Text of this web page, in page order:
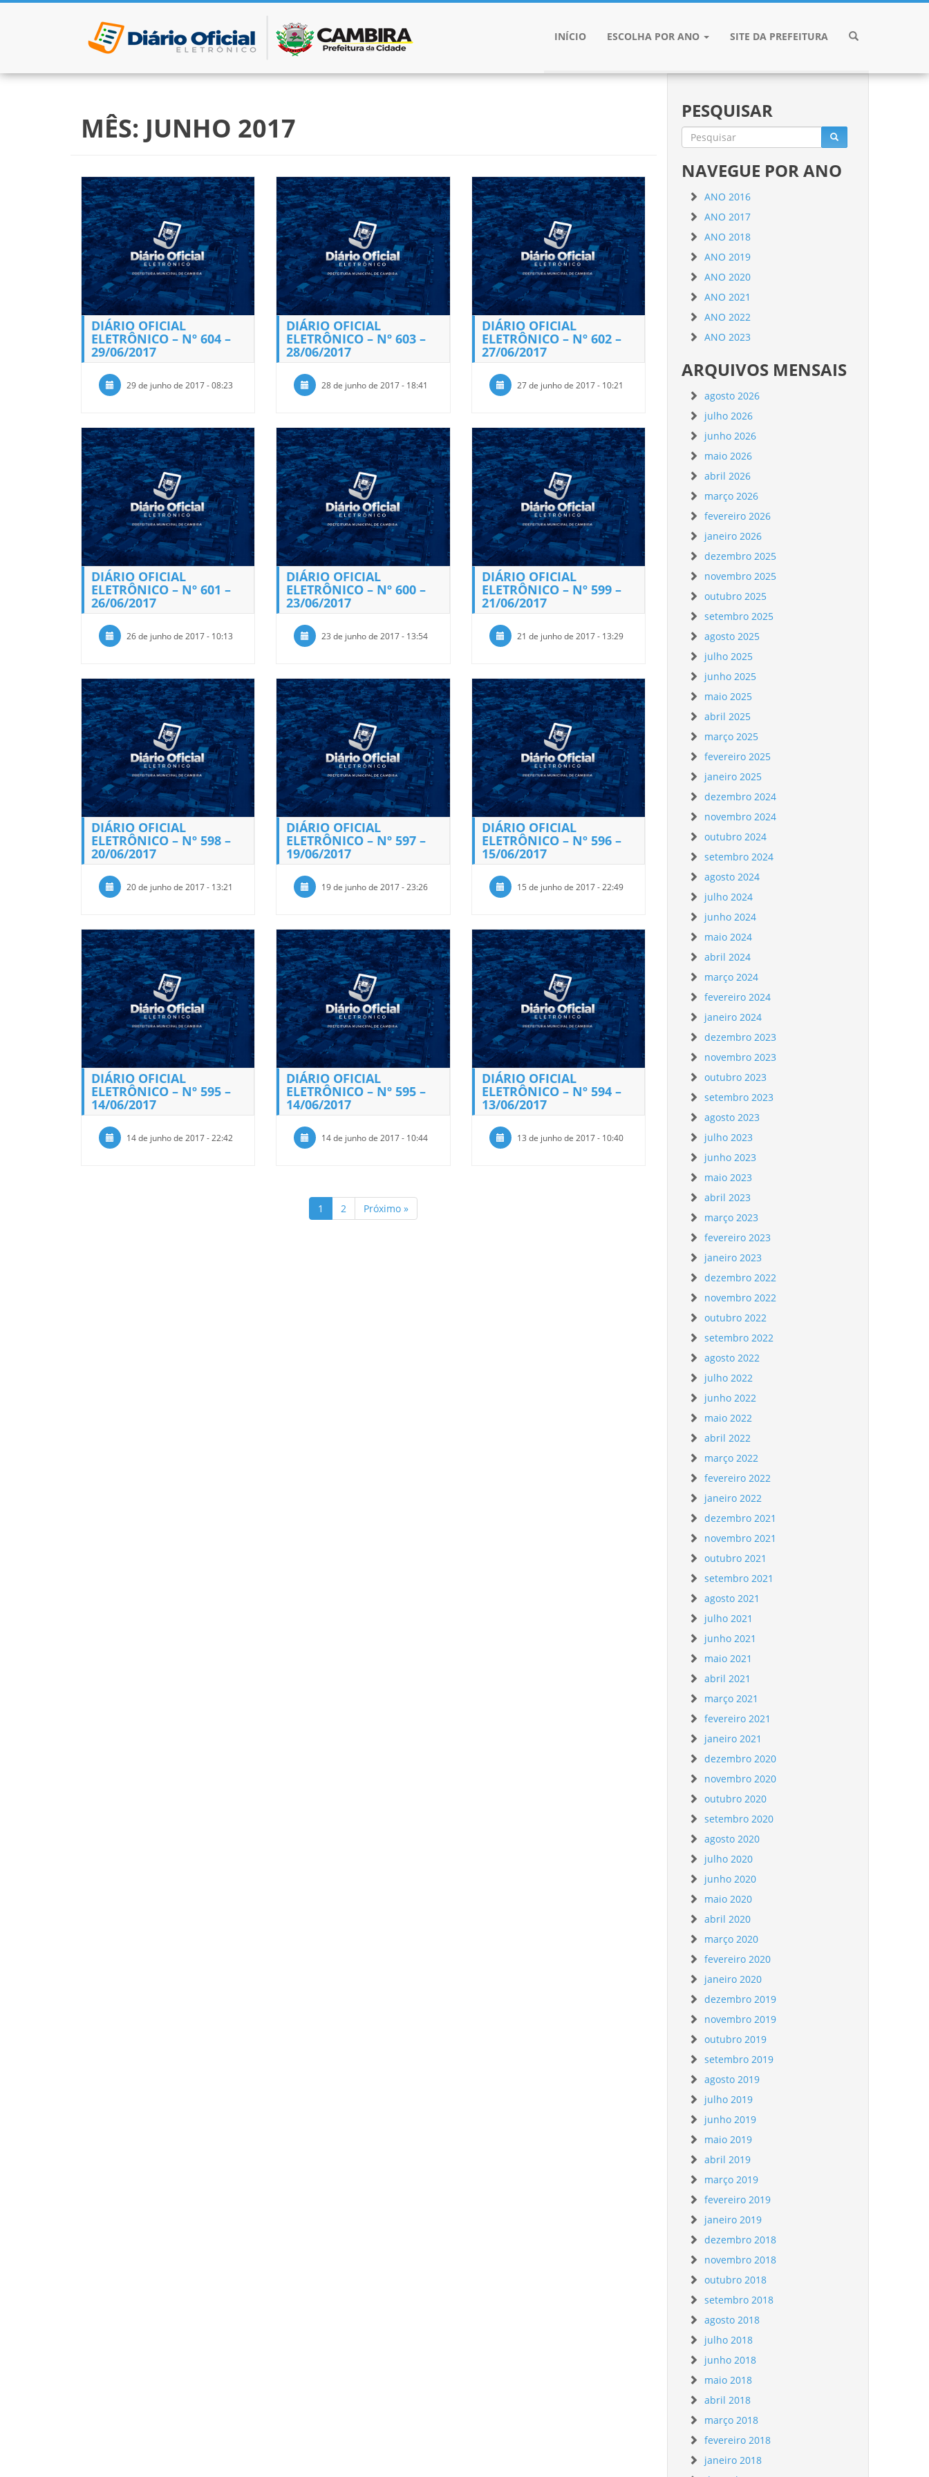
INÍCIO ESCOLHA POR ANO SITE DA PREFEITURA
MÊS: JUNHO 2017
DIÁRIO OFICIAL
ELETRÔNICO – Nº 604 –
29/06/2017
29 de junho de 2017 - 08:23
DIÁRIO OFICIAL
ELETRÔNICO – Nº 603 –
28/06/2017
28 de junho de 2017 - 18:41
DIÁRIO OFICIAL
ELETRÔNICO – Nº 602 –
27/06/2017
27 de junho de 2017 - 10:21
DIÁRIO OFICIAL
ELETRÔNICO – Nº 601 –
26/06/2017
26 de junho de 2017 - 10:13
DIÁRIO OFICIAL
ELETRÔNICO – Nº 600 –
23/06/2017
23 de junho de 2017 - 13:54
DIÁRIO OFICIAL
ELETRÔNICO – Nº 599 –
21/06/2017
21 de junho de 2017 - 13:29
DIÁRIO OFICIAL
ELETRÔNICO – Nº 598 –
20/06/2017
20 de junho de 2017 - 13:21
DIÁRIO OFICIAL
ELETRÔNICO – Nº 597 –
19/06/2017
19 de junho de 2017 - 23:26
DIÁRIO OFICIAL
ELETRÔNICO – Nº 596 –
15/06/2017
15 de junho de 2017 - 22:49
DIÁRIO OFICIAL
ELETRÔNICO – Nº 595 –
14/06/2017
14 de junho de 2017 - 22:42
DIÁRIO OFICIAL
ELETRÔNICO – Nº 595 –
14/06/2017
14 de junho de 2017 - 10:44
DIÁRIO OFICIAL
ELETRÔNICO – Nº 594 –
13/06/2017
13 de junho de 2017 - 10:40
1 2 Próximo »
PESQUISAR
NAVEGUE POR ANO
ANO 2016
ANO 2017
ANO 2018
ANO 2019
ANO 2020
ANO 2021
ANO 2022
ANO 2023
ARQUIVOS MENSAIS
agosto 2026
julho 2026
junho 2026
maio 2026
abril 2026
março 2026
fevereiro 2026
janeiro 2026
dezembro 2025
novembro 2025
outubro 2025
setembro 2025
agosto 2025
julho 2025
junho 2025
maio 2025
abril 2025
março 2025
fevereiro 2025
janeiro 2025
dezembro 2024
novembro 2024
outubro 2024
setembro 2024
agosto 2024
julho 2024
junho 2024
maio 2024
abril 2024
março 2024
fevereiro 2024
janeiro 2024
dezembro 2023
novembro 2023
outubro 2023
setembro 2023
agosto 2023
julho 2023
junho 2023
maio 2023
abril 2023
março 2023
fevereiro 2023
janeiro 2023
dezembro 2022
novembro 2022
outubro 2022
setembro 2022
agosto 2022
julho 2022
junho 2022
maio 2022
abril 2022
março 2022
fevereiro 2022
janeiro 2022
dezembro 2021
novembro 2021
outubro 2021
setembro 2021
agosto 2021
julho 2021
junho 2021
maio 2021
abril 2021
março 2021
fevereiro 2021
janeiro 2021
dezembro 2020
novembro 2020
outubro 2020
setembro 2020
agosto 2020
julho 2020
junho 2020
maio 2020
abril 2020
março 2020
fevereiro 2020
janeiro 2020
dezembro 2019
novembro 2019
outubro 2019
setembro 2019
agosto 2019
julho 2019
junho 2019
maio 2019
abril 2019
março 2019
fevereiro 2019
janeiro 2019
dezembro 2018
novembro 2018
outubro 2018
setembro 2018
agosto 2018
julho 2018
junho 2018
maio 2018
abril 2018
março 2018
fevereiro 2018
janeiro 2018